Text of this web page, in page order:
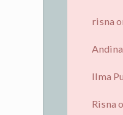
risna
Andina
Ilma
Risna